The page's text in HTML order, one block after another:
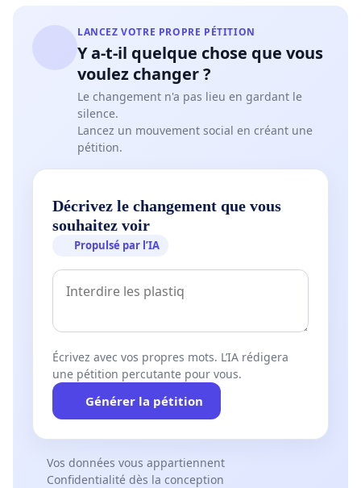
LANCEZ VOTRE PROPRE PÉTITION
Y a-t-il quelque chose que vous
voulez changer ?
Le changement n'a pas lieu en gardant le
silence.
Lancez un mouvement social en créant une
pétition.
Décrivez le changement que vous
souhaitez voir
Propulsé par l’IA
Écrivez avec vos propres mots. L’IA rédigera
une pétition percutante pour vous.
Générer la pétition
Vos données vous appartiennent
Confidentialité dès la conception